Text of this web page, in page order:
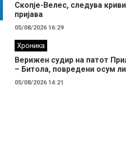
Скопје-Велес, следува
пријава
05/08/2026 16:29
Хроника
Верижен судир на патот
– Битола, повредени осум
05/08/2026 14:21